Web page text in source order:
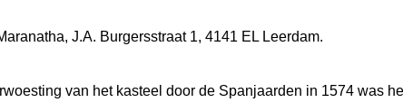
J.A. Burgersstraat 1, 4141 EL Leerdam.
van het kasteel door de Spanjaarden in 1574 was